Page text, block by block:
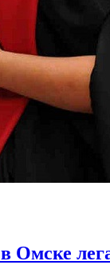
Омске